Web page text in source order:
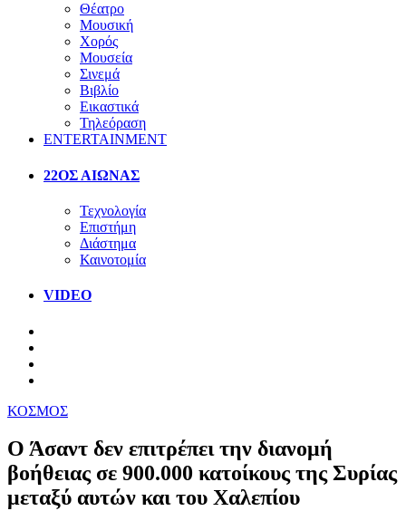
Θέατρο
Μουσική
Χορός
Μουσεία
Σινεμά
Βιβλίο
Εικαστικά
Τηλεόραση
ENTERTAINMENT
22ΟΣ ΑΙΩΝΑΣ
Τεχνολογία
Επιστήμη
Διάστημα
Καινοτομία
VIDEO
ΚΟΣΜΟΣ
Ο Άσαντ δεν επιτρέπει την διανομή
βοήθειας σε 900.000 κατοίκους της Συρίας
μεταξύ αυτών και του Χαλεπίου